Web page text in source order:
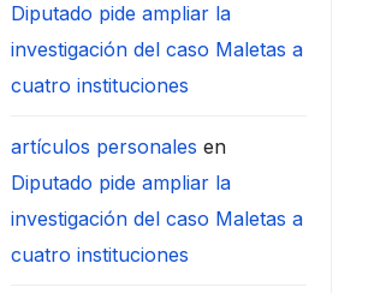
Diputado pide ampliar la
investigación del caso Maletas a
cuatro instituciones
artículos personales en
Diputado pide ampliar la
investigación del caso Maletas a
cuatro instituciones